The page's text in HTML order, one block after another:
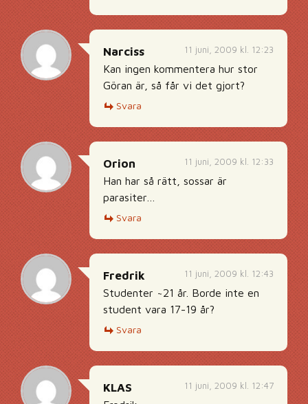
11 juni, 2009 kl. 12:23
Narciss
Kan ingen kommentera hur stor
Göran är, så får vi det gjort?
Svara
11 juni, 2009 kl. 12:33
Orion
Han har så rätt, sossar är
parasiter…
Svara
11 juni, 2009 kl. 12:43
Fredrik
Studenter ~21 år. Borde inte en
student vara 17-19 år?
Svara
11 juni, 2009 kl. 12:47
KLAS